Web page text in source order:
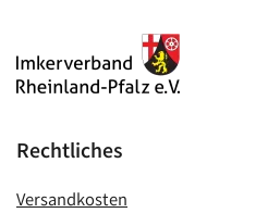
Rechtliches
Versandkosten